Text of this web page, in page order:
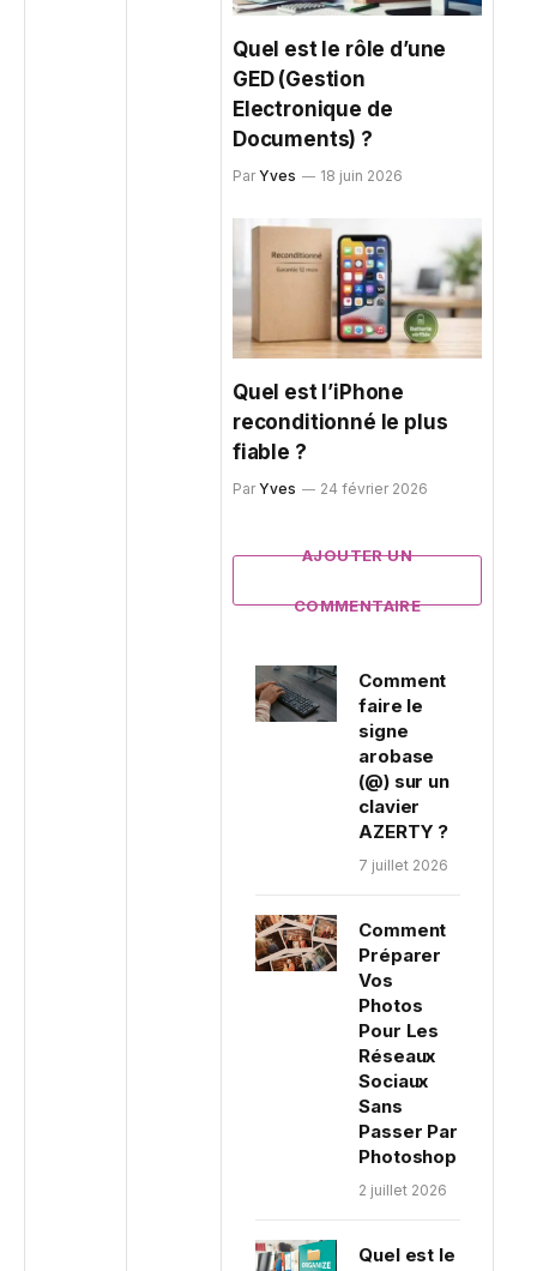
Quel est le rôle d’une
GED (Gestion
Electronique de
Documents) ?
Par Yves 18 juin 2026
Quel est l’iPhone
reconditionné le plus
fiable ?
Par Yves 24 février 2026
AJOUTER UN
COMMENTAIRE
Comment
faire le
signe
arobase
(@) sur un
clavier
AZERTY ?
7 juillet 2026
Comment
Préparer
Vos
Photos
Pour Les
Réseaux
Sociaux
Sans
Passer Par
Photoshop
2 juillet 2026
Quel est le